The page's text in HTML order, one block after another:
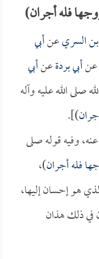
فله أجران)
السريعنأبي
عنأبي بردةعنأبي
صلى الله عليه وآله
)].
وفيه قوله صلى
فله أجران)،
هو إحسان إليها،
في ذلك هذان